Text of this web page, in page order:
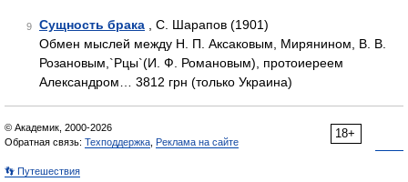
9 Сущность брака , С. Шарапов (1901)
Обмен мыслей между Н. П. Аксаковым, Мирянином, В. В.
Розановым,`Рцы`(И. Ф. Романовым), протоиереем
Александром… 3812 грн (только Украина)
18+
© Академик, 2000-2026
Обратная связь: Техподдержка Реклама на сайте
👣 Путешествия